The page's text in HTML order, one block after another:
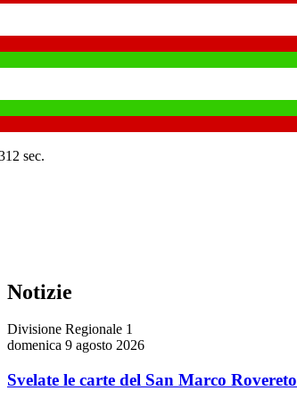
sec.
Notizie
Divisione Regionale 1
domenica 9 agosto 2026
Svelate le carte del San Marco Rovereto